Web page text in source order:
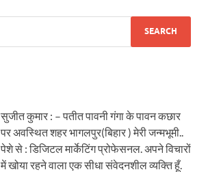
सुजीत कुमार : – पतीत पावनी गंगा के पावन कछार
पर अवस्थित शहर भागलपुर(बिहार ) मेरी जन्मभूमी..
पेशे से : डिजिटल मार्केटिंग प्रोफेसनल. अपने विचारों
में खोया रहने वाला एक सीधा संवेदनशील व्यक्ति हूँ.